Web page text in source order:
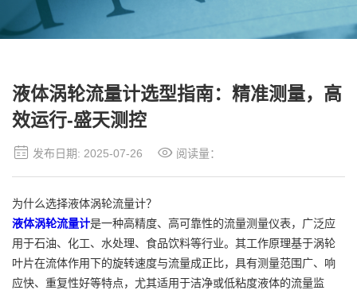
液体涡轮流量计选型指南：精准测量，高
效运行-盛天测控
发布日期: 2025-07-26 阅读量：
为什么选择液体涡轮流量计？
液体涡轮流量计是一种高精度、高可靠性的流量测量仪表，广泛应
用于石油、化工、水处理、食品饮料等行业。其工作原理基于涡轮
叶片在流体作用下的旋转速度与流量成正比，具有测量范围广、响
应快、重复性好等特点，尤其适用于洁净或低粘度液体的流量监